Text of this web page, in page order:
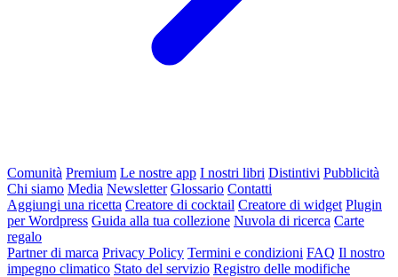
Comunità Premium Le nostre app I nostri libri Distintivi Pubblicità
Chi siamo Media Newsletter Glossario Contatti
Aggiungi una ricetta Creatore di cocktail Creatore di widget Plugin
per Wordpress Guida alla tua collezione Nuvola di ricerca Carte
regalo
Partner di marca Privacy Policy Termini e condizioni FAQ Il nostro
impegno climatico Stato del servizio Registro delle modifiche